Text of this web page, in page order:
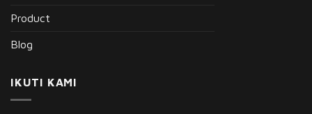
Product
Blog
IKUTI KAMI